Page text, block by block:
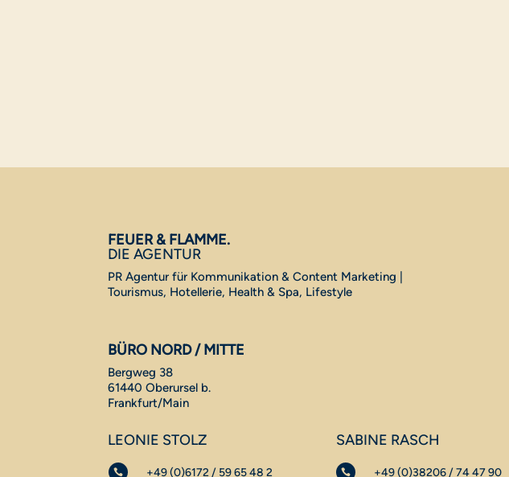
FEUER & FLAMME.
DIE AGENTUR
PR Agentur für Kommunikation & Content Marketing |
Tourismus, Hotellerie, Health & Spa, Lifestyle
BÜRO NORD / MITTE
Bergweg 38
61440 Oberursel b.
Frankfurt/Main
LEONIE STOLZ
 +49 (0)6172 / 59 65 48 2
SABINE RASCH
 +49 (0)38206 / 74 47 90